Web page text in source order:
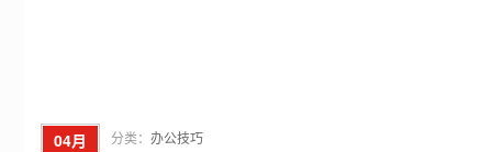
04月 分类： 办公技巧